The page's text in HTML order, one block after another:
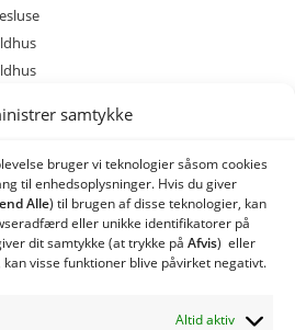
samtykke
bruger vi teknologier såsom cookies
til enhedsoplysninger. Hvis du giver
Alle) til brugen af ​​disse teknologier, kan
eller unikke identifikatorer på
dit samtykke (at trykke på Afvis) eller
visse funktioner blive påvirket negativt.
Altid aktiv
og tilbehør